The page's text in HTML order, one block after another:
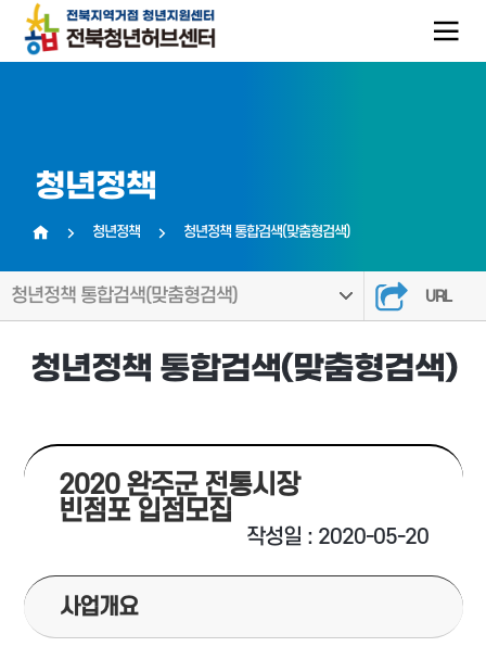
청년정책
청년정책 청년정책 통합검색(맞춤형검색)
청년정책 통합검색(맞춤형검색) URL
청년정책 통합검색(맞춤형검색)
2020 완주군 전통시장
빈점포 입점모집
작성일 : 2020-05-20
사업개요